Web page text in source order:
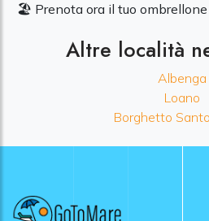
🏖️ Prenota ora il tuo ombrellone
Altre località
Albenga
Loano
Borghetto